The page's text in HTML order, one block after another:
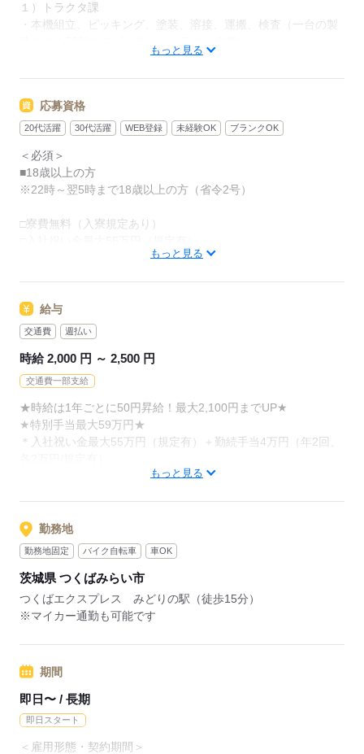
１）トラクタ課
・本機組立、ピッキング、塗装、溶接、運搬、検査（一台の製
２）エンジン課
密作業が楽しい）
機械加工、研磨、検査などのオペレーター業務
4）調達課
入社後4日間の研修（座学＆実技）でスキルを身につけ、適性に
インパクトレンチなどの工具を使って、ものづくりの醍醐味を
＊変更の範囲：会社の定めによる
もっと見る
応募資格
20代活躍 30代活躍 WEB登録 未経験OK ブランクOK
＜必須＞
■18歳以上の方
※22時～翌5時まで18歳以上の方（省令2号）
□寮費無料（入寮規定あり）
□勤続手当4万円（年2回、各2万円/規定有）
□各種社会保険完備
□年次有給休暇
□制服貸与（靴含む）
□週払いOK（規定有）
□社員食堂有（1食650円）
□喫煙所有
□医務室利用OK
□研修充実
応募する
もっと見る
給与
交通費 週払い
時給 2,000 円 ～ 2,500 円
交通費一部支給
★時給は1年ごとに50円昇給！最大2,100円までUP★
★特別手当最大59万円★
＊入社祝い金最大55万円（規定有）＋勤続手当4万円（年2回、
※配属部署により勤務時間が異なる為、深夜手当の金額が変動
します。
※当社では稼げる高収入部署の在籍比率高め！
◆無料寮付き…一人暮らしをしたいという方
新生活を始めるという方も安心スタート◎
◆週払いOK…急な出費にも対応できます！
少しでも興味がございましたら
ご応募、ご連絡ください。
お待ちしております
◎20～30代の若手男性活躍中！
もっと見る
勤務地
勤務地固定 バイク自転車 車OK
茨城県 つくばみらい市
つくばエクスプレス みどりの駅（徒歩15分）
※マイカー通勤も可能です
期間
即日〜 / 長期
即日スタート
＜雇用形態・契約期間＞